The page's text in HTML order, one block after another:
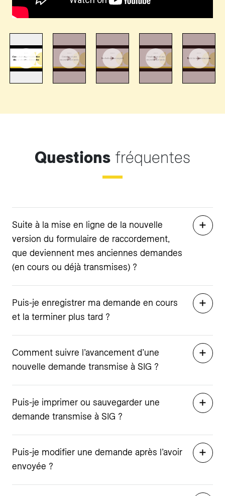
Questions fréquentes
Suite à la mise en ligne de la nouvelle
version du formulaire de raccordement,
que deviennent mes anciennes demandes
(en cours ou déjà transmises) ?
Puis-je enregistrer ma demande en cours
et la terminer plus tard ?
Comment suivre l’avancement d’une
nouvelle demande transmise à SIG ?
Puis-je imprimer ou sauvegarder une
demande transmise à SIG ?
Puis-je modifier une demande après l’avoir
envoyée ?